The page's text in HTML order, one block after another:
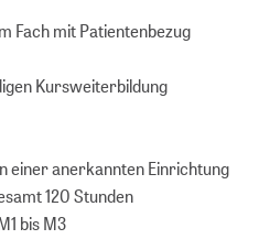
Fach mit Patientenbezug
Kursweiterbildung
einer anerkannten Einrichtung
120 Stunden
bis M3